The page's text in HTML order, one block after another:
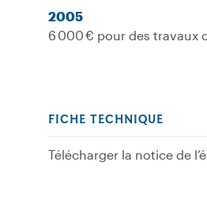
2005
6 000 € pour des travaux
FICHE TECHNIQUE
Télécharger la notice de